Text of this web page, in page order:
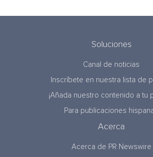
Soluciones
Canal de noticias
Inscríbete en nuestra lista de
¡Añada nuestro contenido a tu
Para publicaciones
Acerca
Acerca de PR Newswire